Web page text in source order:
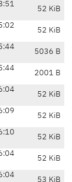
52 KiB
52 KiB
5036 B
2001 B
52 KiB
52 KiB
52 KiB
52 KiB
53 KiB